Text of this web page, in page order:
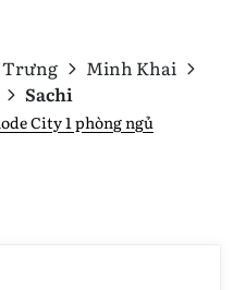
Trưng
Minh Khai
Sachi
City 1 phòng ngủ